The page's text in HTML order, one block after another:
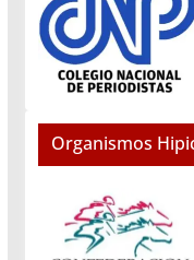
Organismos